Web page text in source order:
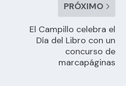
PRÓXIMO
El Campillo celebra el
Día del Libro con un
concurso de
marcapáginas